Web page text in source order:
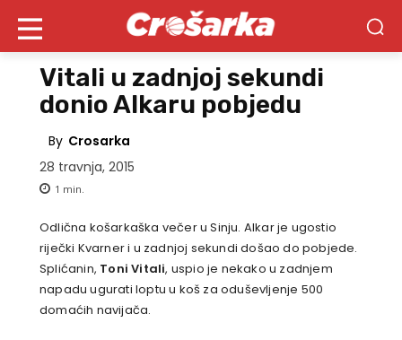
Vitali u zadnjoj sekundi
donio Alkaru pobjedu
By Crosarka
28 travnja, 2015
1 min.
Odlična košarkaška večer u Sinju. Alkar je ugostio
riječki Kvarner i u zadnjoj sekundi došao do pobjede.
Splićanin, Toni Vitali, uspio je nekako u zadnjem
napadu ugurati loptu u koš za oduševljenje 500
domaćih navijača.